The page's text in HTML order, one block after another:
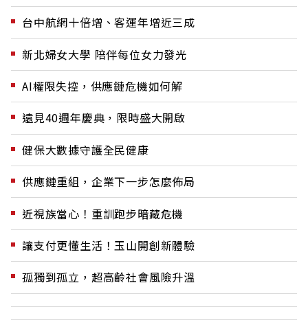
台中航網十倍增、客運年增近三成
新北婦女大學 陪伴每位女力發光
AI權限失控，供應鏈危機如何解
遠見40週年慶典，限時盛大開啟
健保大數據守護全民健康
供應鏈重組，企業下一步怎麼佈局
近視族當心！重訓跑步暗藏危機
讓支付更懂生活！玉山開創新體驗
孤獨到孤立，超高齡社會風險升溫